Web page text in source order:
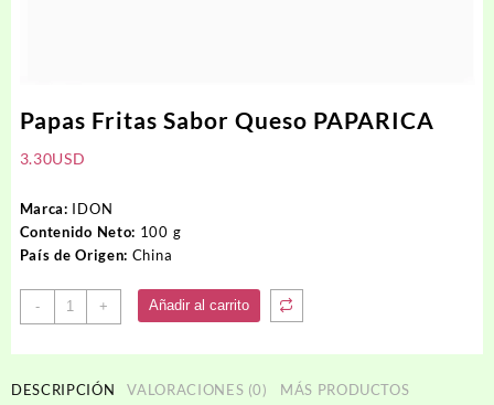
Papas Fritas Sabor Queso PAPARICA
3.30USD
Marca: IDON
Contenido Neto: 100 g
País de Origen: China
-
Papas
Fritas
PAPARICA
+ Añadir al carrito
DESCRIPCIÓN VALORACIONES (0) MÁS PRODUCTOS